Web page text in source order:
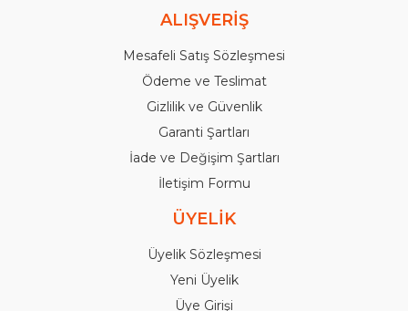
ALIŞVERİŞ
Mesafeli Satış Sözleşmesi
Ödeme ve Teslimat
Gizlilik ve Güvenlik
Garanti Şartları
İade ve Değişim Şartları
İletişim Formu
ÜYELİK
Üyelik Sözleşmesi
Yeni Üyelik
Üye Girişi